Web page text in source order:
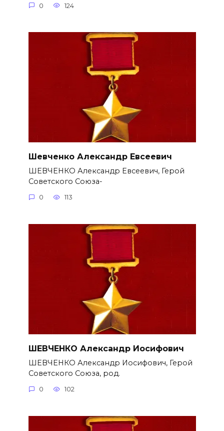
0 124
Шевченко Александр Евсеевич
ШЕВЧЕНКО Александр Евсеевич, Герой
Советского Союза-
0 113
ШЕВЧЕНКО Александр Иосифович
ШЕВЧЕНКО Александр Иосифович, Герой
Советского Союза, род.
0 102